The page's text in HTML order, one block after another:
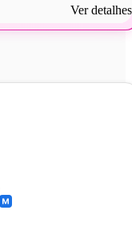
Ver detalhes